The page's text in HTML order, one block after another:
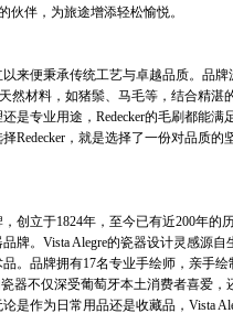
伙伴，为旅途增添轻松愉悦。
来便秉承传统工艺与卓越品质。品
然材料，如猪鬃、马毛等，结合精湛
是专业用途，Redecker的毛刷都能
Redecker，就是选择了一份对品质
创立于1824年，至今已有近200年的
牌。Vista Alegre的瓷器设计灵感源
。品牌拥有17名专业手绘师，亲手
瓷器不仅深受葡萄牙本土消费者喜爱
是作为日常用品还是收藏品，Vista